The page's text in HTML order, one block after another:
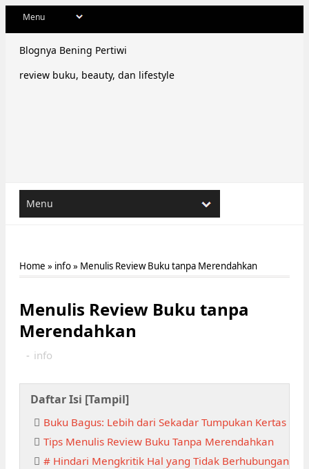
Blognya Bening Pertiwi
review buku, beauty, dan lifestyle
Home » info» Menulis Review Buku tanpa Merendahkan
Menulis Review Buku tanpa
Merendahkan
- info
Daftar Isi [Tampil]
Buku Bagus: Lebih dari Sekadar Tumpukan Kertas
Tips Menulis Review Buku Tanpa Merendahkan
# Hindari Mengkritik Hal yang Tidak Berhubungan